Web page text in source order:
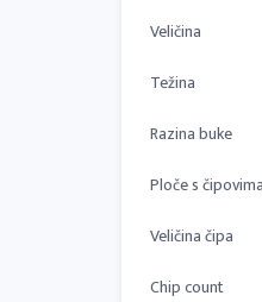
Veličina
Težina
Razina buke
Ploče s čipovima
Veličina čipa
Chip count